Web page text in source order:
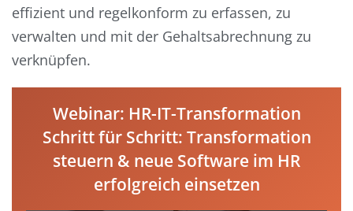
effizient und regelkonform zu erfassen, zu
verwalten und mit der Gehaltsabrechnung zu
verknüpfen.
Webinar: HR-IT-Transformation
Schritt für Schritt: Transformation
steuern & neue Software im HR
erfolgreich einsetzen